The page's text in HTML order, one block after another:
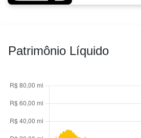
Patrimônio Líquido